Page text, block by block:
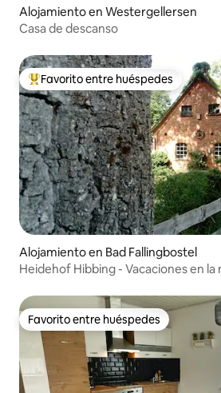
Alojamiento en Westergellersen
Casa de descanso
Favorito entre huéspedes preferido
Favorito entre huéspedes
Alojamiento en Bad Fallingbostel
Heidehof Hibbing - Vacaciones en la
Favorito entre huéspedes
Favorito entre huéspedes